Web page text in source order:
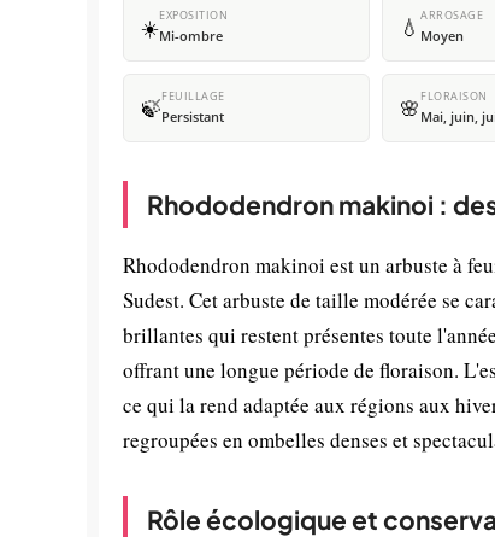
☀️EXPOSITION
Mi-ombre 💧 ARROSAGE
Moyen
🍃FEUILLAGE
Persistant 🌸 FLORAISON
Mai, juin,
Rhododendron makinoi :
Rhododendron makinoi est un arbuste à
Sudest. Cet arbuste de taille modérée se
brillantes qui restent présentes toute
offrant une longue période de floraison.
ce qui la rend adaptée aux régions aux
regroupées en ombelles denses et
Rôle écologique et